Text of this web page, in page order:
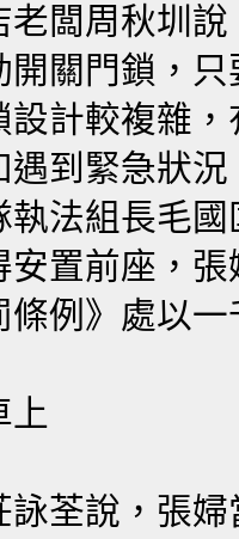
老闆周秋圳
開關門鎖，
設計較複雜
遇到緊急狀
執法組長毛
安置前座，
條例》處以
上
詠荃說，張